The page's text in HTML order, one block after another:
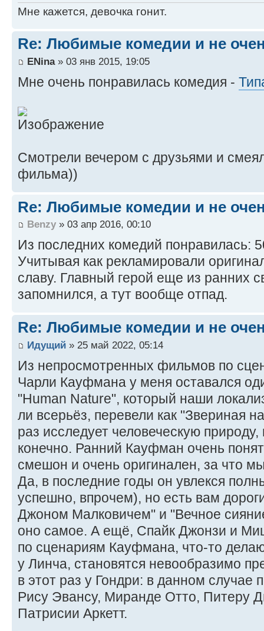
Мне кажется, девочка гонит.
Re: Любимые комедии и не
ENina» 03 янв 2015, 19:05
Мне очень понравилась комедия -
Смотрели вечером с друзьями и
фильма))
Re: Любимые комедии и не
Benzy » 03 апр 2016, 00:10
Из последних комедий понравилась:
Учитывая как рекламировали
славу. Главный герой еще из ранних
запомнился, а тут вообще отпад.
Re: Любимые комедии и не
Идущий » 25 май 2022, 05:14
Из непросмотренных фильмов по
Чарли Кауфмана у меня оставался
"Human Nature", который наши
ли всерьёз, перевели как "Звериная
раз исследует человеческую
конечно. Ранний Кауфман очень
смешон и очень оригинален, за что
Да, в последние годы он увлекся
успешно, впрочем), но есть вам
Джоном Малковичем" и "Вечное
оно самое. А ещё, Спайк Джонзи и
по сценариям Кауфмана, что-то
у Линча, становятся невообразимо
в этот раз у Гондри: в данном случае
Рису Эвансу, Миранде Отто, Питеру
Патрисии Аркетт.